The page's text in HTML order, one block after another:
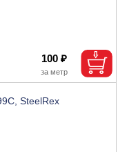
100 ₽
SteelRex